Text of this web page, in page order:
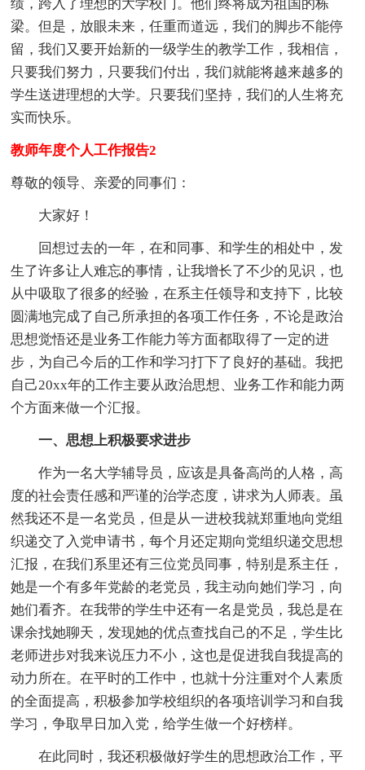
绩，跨入了理想的大学校门。他们终将成为祖国的栋
梁。但是，放眼未来，任重而道远，我们的脚步不能停
留，我们又要开始新的一级学生的教学工作，我相信，
只要我们努力，只要我们付出，我们就能将越来越多的
学生送进理想的大学。只要我们坚持，我们的人生将充
实而快乐。
教师年度个人工作报告2
尊敬的领导、亲爱的同事们：
大家好！
回想过去的一年，在和同事、和学生的相处中，发
生了许多让人难忘的事情，让我增长了不少的见识，也
从中吸取了很多的经验，在系主任领导和支持下，比较
圆满地完成了自己所承担的各项工作任务，不论是政治
思想觉悟还是业务工作能力等方面都取得了一定的进
步，为自己今后的工作和学习打下了良好的基础。我把
自己20xx年的工作主要从政治思想、业务工作和能力两
个方面来做一个汇报。
一、思想上积极要求进步
作为一名大学辅导员，应该是具备高尚的人格，高
度的社会责任感和严谨的治学态度，讲求为人师表。虽
然我还不是一名党员，但是从一进校我就郑重地向党组
织递交了入党申请书，每个月还定期向党组织递交思想
汇报，在我们系里还有三位党员同事，特别是系主任，
她是一个有多年党龄的老党员，我主动向她们学习，向
她们看齐。在我带的学生中还有一名是党员，我总是在
课余找她聊天，发现她的优点查找自己的不足，学生比
老师进步对我来说压力不小，这也是促进我自我提高的
动力所在。在平时的工作中，也就十分注重对个人素质
的全面提高，积极参加学校组织的各项培训学习和自我
学习，争取早日加入党，给学生做一个好榜样。
在此同时，我还积极做好学生的思想政治工作，平